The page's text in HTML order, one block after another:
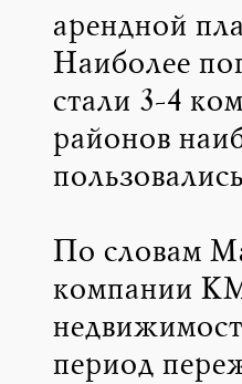
арендной
Наиболее
стали 3-4
районов
По словам
компании
период